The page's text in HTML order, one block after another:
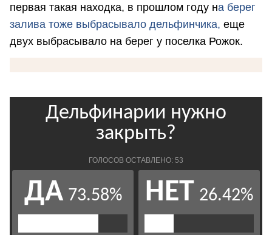
первая такая находка, в прошлом году на берег
залива тоже выбрасывало дельфинчика, еще
двух выбрасывало на берег у поселка Рожок.